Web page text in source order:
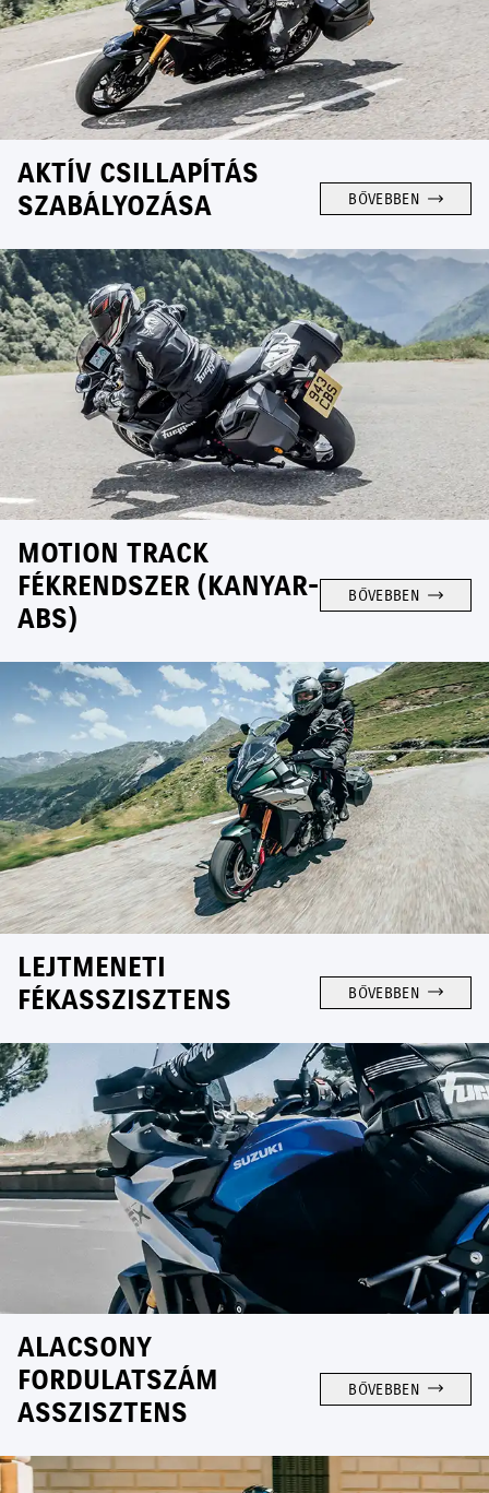
AKTÍV CSILLAPÍTÁS
SZABÁLYOZÁSA
BŐVEBBEN
MOTION TRACK
FÉKRENDSZER (KANYAR-
ABS)
BŐVEBBEN
LEJTMENETI
FÉKASSZISZTENS
BŐVEBBEN
ALACSONY
FORDULATSZÁM
ASSZISZTENS
BŐVEBBEN